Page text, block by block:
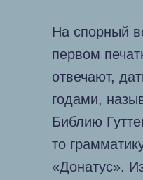
На спорный
первом
отвечают,
годами,
Библию
то
«Донатус».